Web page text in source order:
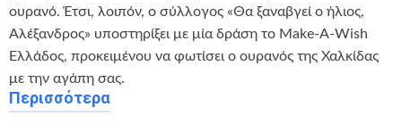
ουρανό. Έτσι, λοιπόν, ο σύλλογος «Θα ξαναβγεί ο ήλιος,
Αλέξανδρος» υποστηρίξει με μία δράση το Make-A-Wish
Ελλάδος, προκειμένου να φωτίσει ο ουρανός της Χαλκίδας
με την αγάπη σας.
Περισσότερα